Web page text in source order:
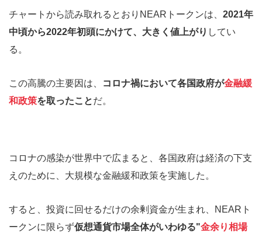
チャートから読み取れるとおりNEARトークンは、 2021年
中頃から2022年初頭にかけて、大きく値上がり してい
る。
この高騰の主要因は、 コロナ禍において各国政府が金融緩
和政策を取ったことだ。
コロナの感染が世界中で広まると、各国政府は経済の下支
えのために、大規模な金融緩和政策を実施した。
すると、投資に回せるだけの余剰資金が生まれ、NEARト
ークンに限らず仮想通貨市場全体がいわゆる"金余り相場